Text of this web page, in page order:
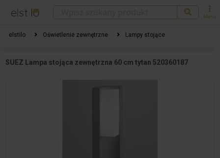
Menu
elstilo Oświetlenie zewnętrzne Lampy stojące
SUEZ Lampa stojąca zewnętrzna 60 cm tytan 520360187